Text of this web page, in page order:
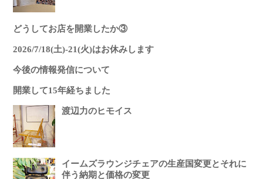
どうしてお店を開業したか③
2026/7/18(土)-21(火)はお休みします
今後の情報発信について
開業して15年経ちました
渡辺力のヒモイス
イームズラウンジチェアの生産国変更とそれに
伴う納期と価格の変更